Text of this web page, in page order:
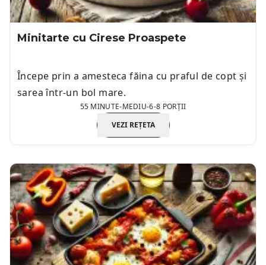
Minitarte cu Cirese Proaspete
Începe prin a amesteca făina cu praful de copt și
sarea într-un bol mare.
55 MINUTE-MEDIU-6-8 PORȚII
VEZI REȚETA